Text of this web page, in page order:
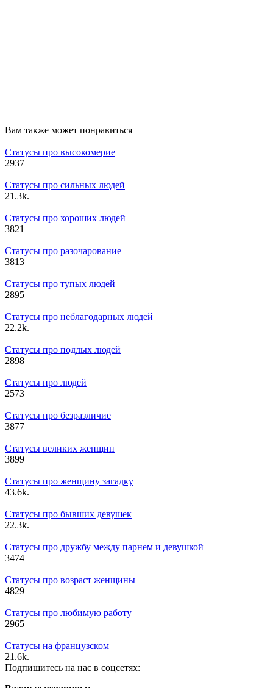
Вам также может понравиться
Статусы про высокомерие
2937
Статусы про сильных людей
21.3k.
Статусы про хороших людей
3821
Статусы про разочарование
3813
Статусы про тупых людей
2895
Статусы про неблагодарных людей
22.2k.
Статусы про подлых людей
2898
Статусы про людей
2573
Статусы про безразличие
3877
Статусы великих женщин
3899
Статусы про женщину загадку
43.6k.
Статусы про бывших девушек
22.3k.
Статусы про дружбу между парнем и девушкой
3474
Статусы про возраст женщины
4829
Статусы про любимую работу
2965
Статусы на французском
21.6k.
Подпишитесь на нас в соцсетях: